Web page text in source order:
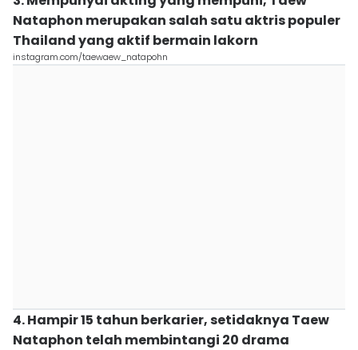
Nataphon merupakan salah satu aktris populer
Thailand yang aktif bermain lakorn
instagram.com/taewaew_natapohn
4. Hampir 15 tahun berkarier, setidaknya Taew
Nataphon telah membintangi 20 drama